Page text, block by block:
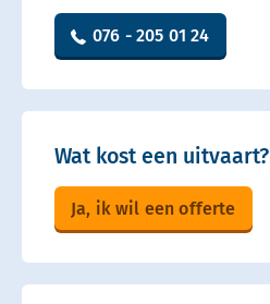
076 - 205 01 24
Wat kost een uitvaart?
Ja, ik wil een offerte